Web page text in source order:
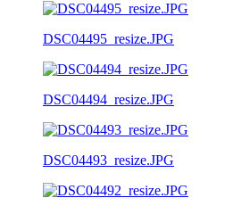
DSC04495_resize.JPG
DSC04494_resize.JPG
DSC04493_resize.JPG